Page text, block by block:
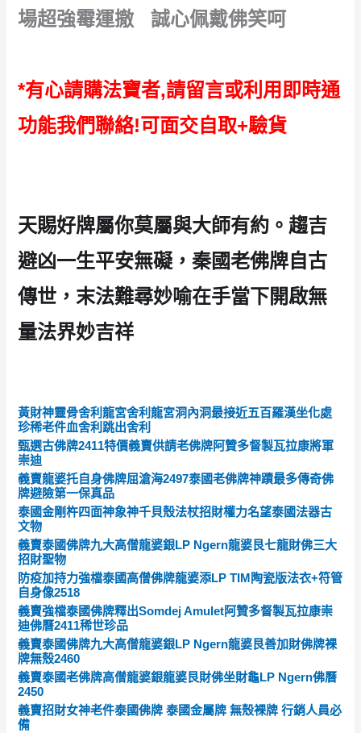
場超強霉運撤 誠心佩戴佛笑呵
*有心請購法寶者,請留言或利用即時通
功能我們聯絡!可面交自取+驗貨
天賜好牌屬你莫屬與大師有約。趨吉
避凶一生平安無礙，秦國老佛牌自古
傳世，末法難尋妙喻在手當下開啟無
量法界妙吉祥
黃財神靈骨舍利龍宮舍利龍宮洞內洞最接近五百羅漢坐化處
珍稀老件血舍利跳出舍利
甄選古佛牌2411特價義賣供請老佛牌阿贊多督製瓦拉康將軍
崇迪
義賣龍婆托自身佛牌屈滄海2497泰國老佛牌神蹟最多傳奇佛
牌避險第一保真品
泰國金剛杵四面神象神千貝殼法杖招財權力名望泰國法器古
文物
義賣泰國佛牌九大高僧龍婆銀LP Ngern龍婆艮七龍財佛三大
招財聖物
防疫加持力強檔泰國高僧佛牌龍婆添LP TIM陶瓷版法衣+符管
自身像2518
義賣強檔泰國佛牌釋出Somdej Amulet阿贊多督製瓦拉康崇
迪佛曆2411稀世珍品
義賣泰國佛牌九大高僧龍婆銀LP Ngern龍婆艮善加財佛牌裸
牌無殼2460
義賣泰國老佛牌高僧龍婆銀龍婆艮財佛坐財龜LP Ngern佛曆
2450
義賣招財女神老件泰國佛牌 泰國金屬牌 無殼裸牌 行銷人員必
備